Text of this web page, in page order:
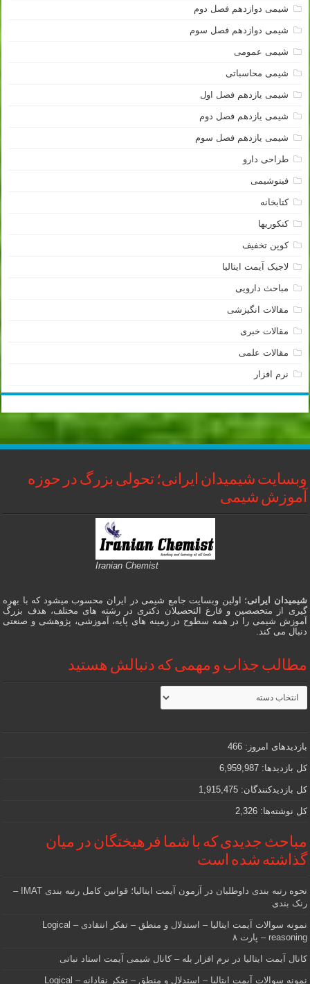
شیمی دوازدهم فصل دوم
شیمی دوازدهم فصل سوم
شیمی عمومی
شیمی محاسباتی
شیمی یازدهم فصل اول
شیمی یازدهم فصل دوم
شیمی یازدهم فصل سوم
طراحی دارو
فیتوشیمی
کتابخانه
کنکوریها
کوپن تخفیف
لاجیک آیمت ایتالیا
مباحث دارویی
مقالات انگیزشی
مقالات خبری
مقالات علمی
نرم افزار
وبسایت شیمیدان ایرانی؛ تحولی بزرگ در حوزه
آموزش شیمی
Iranian Chemist
شیمیدان ایرانی؛ اولین وبسایت جامع شیمی در ایران محسوب میشود که با بهره
گیری از متخصصین و فارغ التحصیلان دکتری در رشته های مختلف، هدف بزرگ
آموزش شیمی را در همه سطوح در زمینه های پایه، آموزشی، پژوهشی و صنعتی
دنبال می کند.
مطالب جذاب و مهمی که دنبالش هستید
مطالب
جذاب
و
که
دنبالش
هستید
بازدیدهای امروز:466
کل بازدیدها:6,959,987
کل بازدیدکنند‌گان:1,915,475
کل نوشته‌ها:2,326
مباحث جدیدی که با شما فرهیختگان در میان
گذاشته شده است
نحوه رتبه بندی داوطلبان در آزمون آیمت ایتالیا؛ قوانین کامل رتبه بندی IMAT –
رنک بندی
نمونه سوالات آیمت ایتالیا – استدلال و منطق – تفکر انتقادی – Logical
reasoning – پارت ۸
کانال آیمت ایتالیا در نرم افزار بله – کانال شیمی آیمت استاد نباتی
نمونه سوالات آیمت ایتالیا – استدلال و منطق – تفکر نقادانه – Logical